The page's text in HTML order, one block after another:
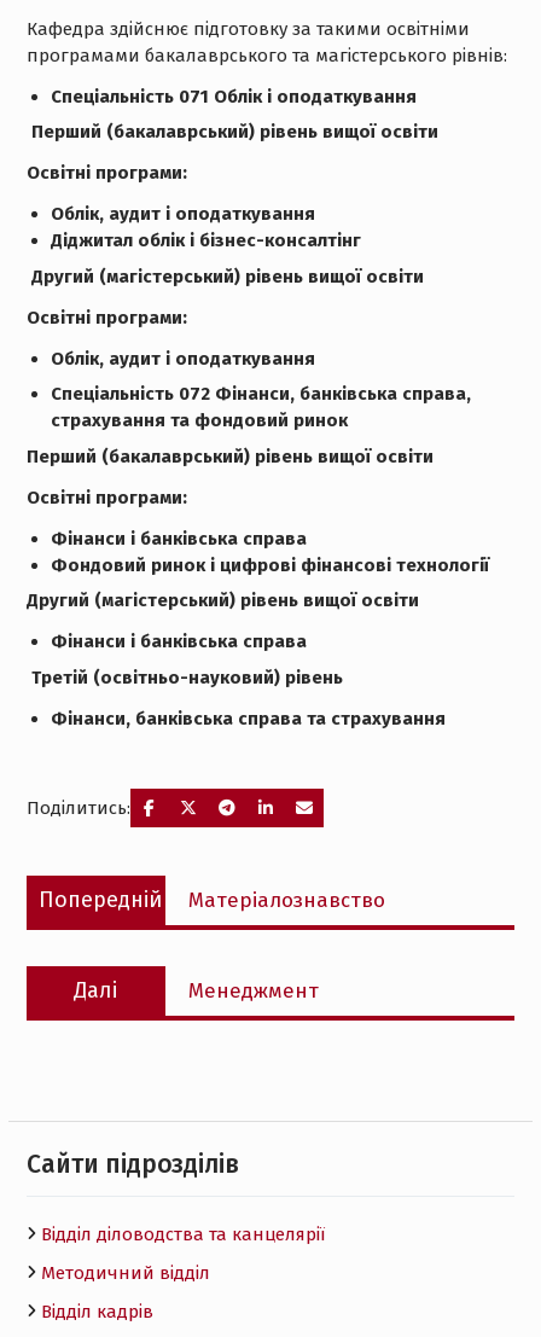
Кафедра здійснює підготовку за такими освітніми
програмами бакалаврського та магістерського рівнів:
Спеціальність 071 Облік і оподаткування
Перший (бакалаврський) рівень вищої освіти
Освітні програми:
Облік, аудит і оподаткування
Діджитал облік і бізнес-консалтінг
Другий (магістерський) рівень вищої освіти
Освітні програми:
Облік, аудит і оподаткування
Спеціальність 072 Фінанси, банківська справа,
страхування та фондовий ринок
Перший (бакалаврський) рівень вищої освіти
Освітні програми:
Фінанси і банківська справа
Фондовий ринок і цифрові фінансові технології
Другий (магістерський) рівень вищої освіти
Фінанси і банківська справа
Третій (освітньо-науковий) рівень
Фінанси, банківська справа та страхування
Поділитись:
Навігація
записів
Попередній
Попередній
запис:
Матеріалознавство
Далі
Наступний
запис:
Менеджмент
Cайти підрозділів
Відділ діловодства та канцелярії
Методичний відділ
Відділ кадрів